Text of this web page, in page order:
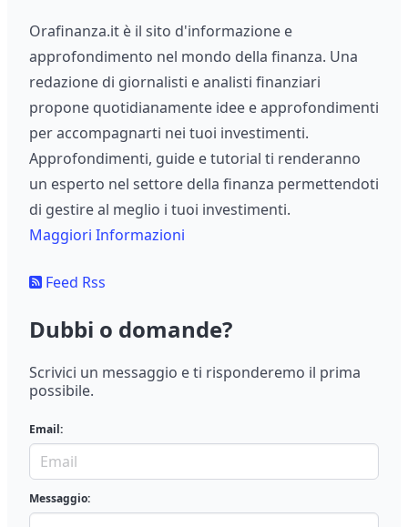
Orafinanza.it è il sito d'informazione e
approfondimento nel mondo della finanza. Una
redazione di giornalisti e analisti finanziari
propone quotidianamente idee e approfondimenti
per accompagnarti nei tuoi investimenti.
Approfondimenti, guide e tutorial ti renderanno
un esperto nel settore della finanza permettendoti
di gestire al meglio i tuoi investimenti.
Maggiori Informazioni
Feed Rss
Dubbi o domande?
Scrivici un messaggio e ti risponderemo il prima
possibile.
Email:
Messaggio: